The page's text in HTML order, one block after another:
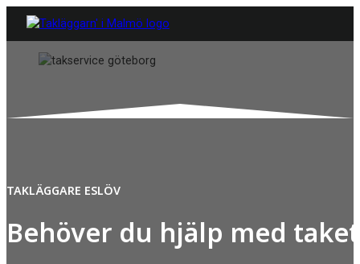
TAKLÄGGARE ESLÖV
Behöver du hjälp med